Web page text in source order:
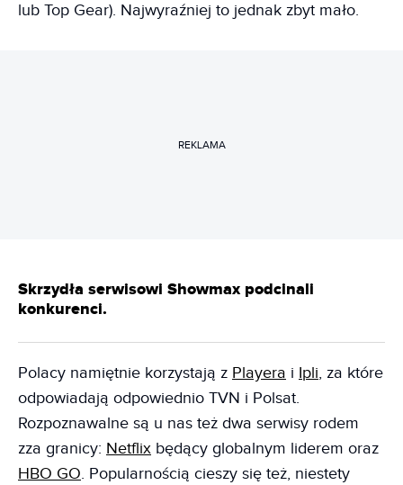
lub Top Gear). Najwyraźniej to jednak zbyt mało.
REKLAMA
Skrzydła serwisowi Showmax podcinali
konkurenci.
Polacy namiętnie korzystają z Playera i Ipli, za które
odpowiadają odpowiednio TVN i Polsat.
Rozpoznawalne są u nas też dwa serwisy rodem
zza granicy: Netflix będący globalnym liderem oraz
HBO GO. Popularnością cieszy się też, niestety